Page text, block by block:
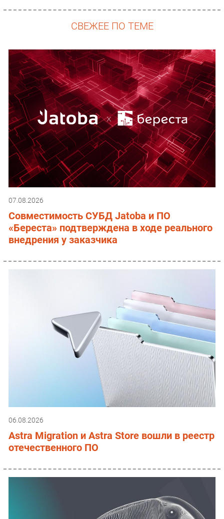
СВЕЖЕЕ ПО ТЕМЕ
07.08.2026
Совместимость СУБД Jatoba и ПО
«Береста» подтверждена в ходе реального
внедрения у заказчика
06.08.2026
Astra Migration и Astra Store вошли в реестр
отечественного ПО